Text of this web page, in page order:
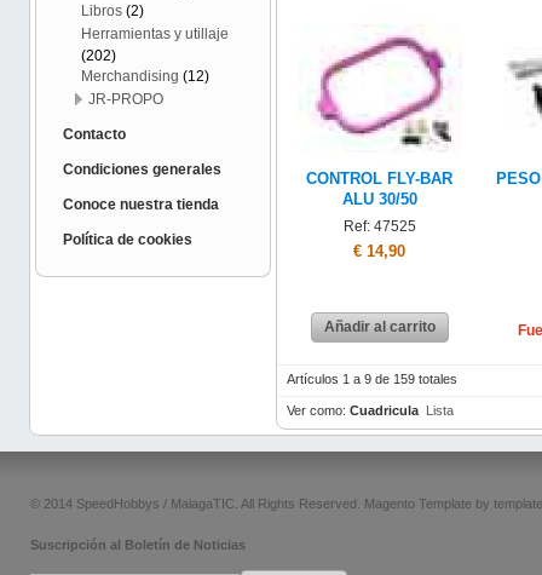
CONTROL FLY-BAR
ALU 30/50
Ref: 47525
€ 14,90
Añadir al carrito
Artículos 1 a 9 de 159 totales
Ver como: Cuadricula Lista
Libros (2)
Herramientas y utillaje
(202)
Merchandising (12)
JR-PROPO
Contacto
Condiciones generales
Conoce nuestra tienda
Política de cookies
© 2014 SpeedHobbys / MalagaTIC. All Rights Reserved. Magento Template by
Suscripción al Boletín de Noticias